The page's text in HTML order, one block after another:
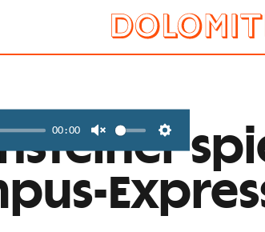
00:00
Unmute Settings